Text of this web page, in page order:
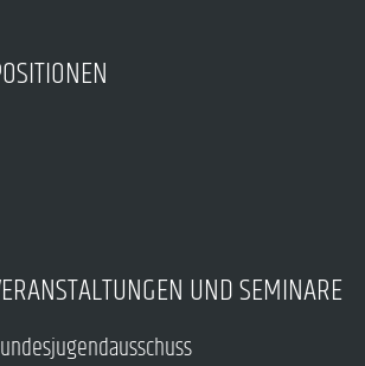
UND SEMINARE